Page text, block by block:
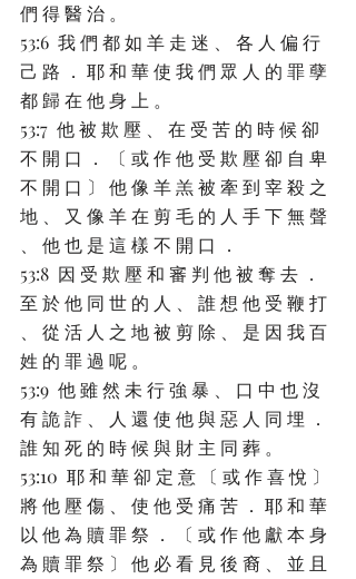
們 得 醫 治 。
53:6  我 們 都 如 羊 走 迷 、 各 人 偏 行
己 路 ． 耶 和 華 使 我 們 眾 人 的 罪 孽
都 歸 在 他 身 上 。
53:7  他 被 欺 壓 、 在 受 苦 的 時 候 卻
不 開 口 ． 〔 或 作 他 受 欺 壓 卻 自 卑
不 開 口 〕 他 像 羊 羔 被 牽 到 宰 殺 之
地 、 又 像 羊 在 剪 毛 的 人 手 下 無 聲
、 他 也 是 這 樣 不 開 口 ．
53:8  因 受 欺 壓 和 審 判 他 被 奪 去 ．
至 於 他 同 世 的 人 、 誰 想 他 受 鞭 打
、 從 活 人 之 地 被 剪 除 、 是 因 我 百
姓 的 罪 過 呢 。
53:9  他 雖 然 未 行 強 暴 、 口 中 也 沒
有 詭 詐 、 人 還 使 他 與 惡 人 同 埋 ．
誰 知 死 的 時 候 與 財 主 同 葬 。
53:10  耶 和 華 卻 定 意 〔 或 作 喜 悅 〕
將 他 壓 傷 、 使 他 受 痛 苦 ． 耶 和 華
以 他 為 贖 罪 祭 ． 〔 或 作 他 獻 本 身
為 贖 罪 祭 〕 他 必 看 見 後 裔 、 並 且